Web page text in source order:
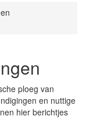
ploeg van
en nuttige
hier berichtjes